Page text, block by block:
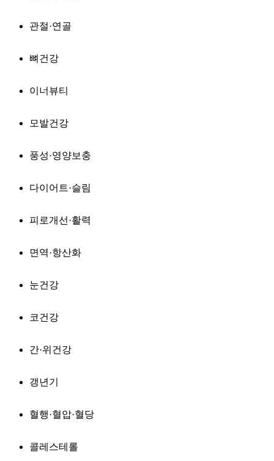
관절·연골
뼈건강
이너뷰티
모발건강
풍성·영양보충
다이어트·슬림
피로개선·활력
면역·항산화
눈건강
코건강
간·위건강
갱년기
혈행·혈압·혈당
콜레스테롤